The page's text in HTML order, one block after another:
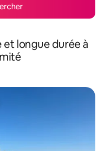
longue durée à
appréciés